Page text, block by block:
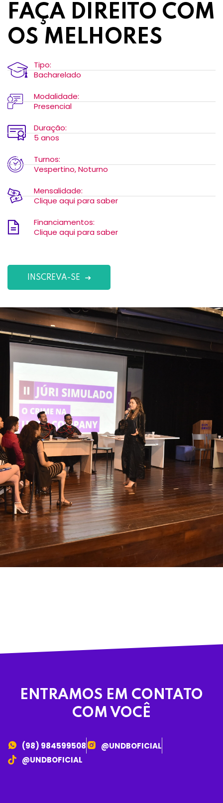
FAÇA DIREITO COM
OS MELHORES
Tipo:
Bacharelado
Modalidade:
Presencial
Duração:
5 anos
Turnos:
Vespertino, Noturno
Mensalidade:
Clique aqui para saber
Financiamentos:
Clique aqui para saber
INSCREVA-SE
ENTRAMOS EM CONTATO
COM VOCÊ
(98) 984599508
@UNDBOFICIAL
@UNDBOFICIAL